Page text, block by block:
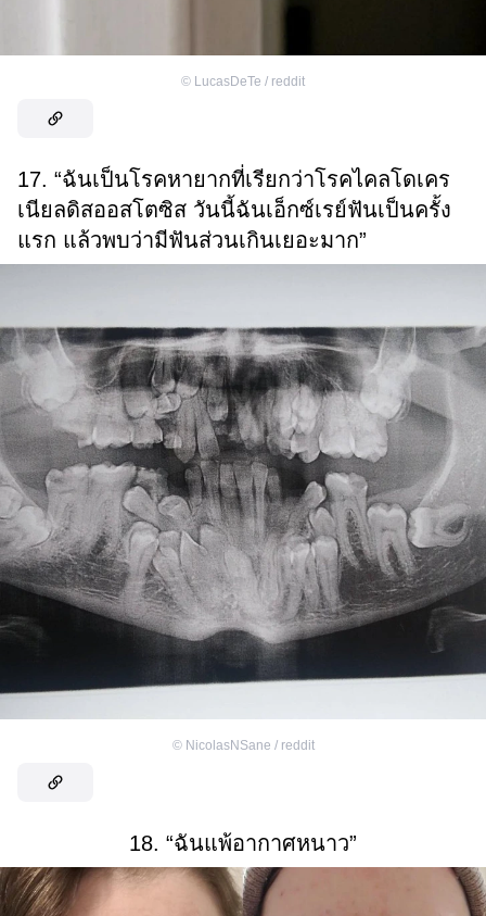
© LucasDeTe / reddit
17. “ฉันเป็นโรคหายากที่เรียกว่าโรคไคลโดเคร
เนียลดิสออสโตซิส วันนี้ฉันเอ็กซ์เรย์ฟันเป็นครั้ง
แรก แล้วพบว่ามีฟันส่วนเกินเยอะมาก”
© NicolasNSane / reddit
18. “ฉันแพ้อากาศหนาว”